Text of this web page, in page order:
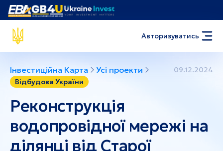
Авторизуватись
Інвестиційна Карта Усі проекти
09.12.2024
Відбудова України
Реконструкція
водопровідної мережі на
ділянці від Старої